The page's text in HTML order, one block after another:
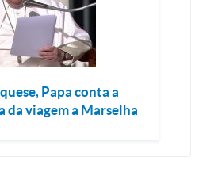
Papa conta a
da viagem a Marselha